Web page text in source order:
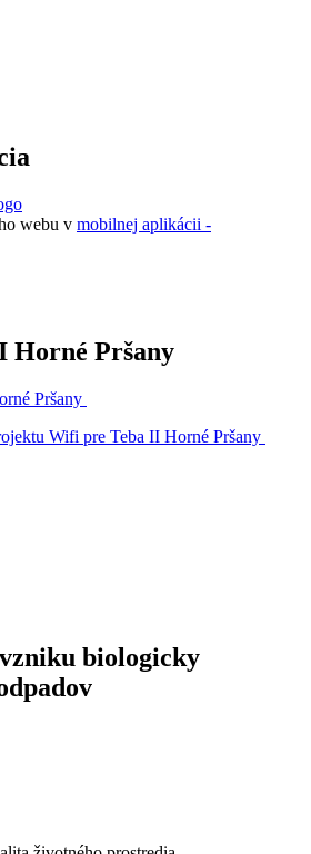
webu v mobilnej aplikácii -
Horné Pršany
Pršany
Wifi pre Teba II Horné Pršany
biologicky